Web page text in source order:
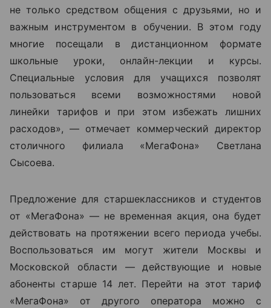
не только средством общения с друзьями, но и
важным инструментом в обучении. В этом году
многие посещали в дистанционном формате
школьные уроки, онлайн-лекции и курсы.
Специальные условия для учащихся позволят
пользоваться всеми возможностями новой
линейки тарифов и при этом избежать лишних
расходов», — отмечает коммерческий директор
столичного филиала «МегаФона» Светлана
Сысоева.
Предложение для старшеклассников и студентов
от «МегаФона» — не временная акция, она будет
действовать на протяжении всего периода учебы.
Воспользоваться им могут жители Москвы и
Московской области — действующие и новые
абоненты старше 14 лет. Перейти на этот тариф
«МегаФона» от другого оператора можно с